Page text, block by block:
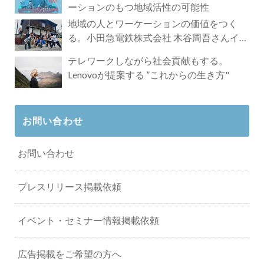
ーションのもつ地域活性の可能性
地域の人とワーケーションの価値をつく
る。小田急電鉄株式会社 木谷周吾さんイン
テレワークしながら社会貢献もする。
Lenovoが提案する ”これからの生き方"
お問い合わせ
お問い合わせ
プレスリリース掲載依頼
イベント・セミナー情報掲載依頼
広告掲載をご希望の方へ